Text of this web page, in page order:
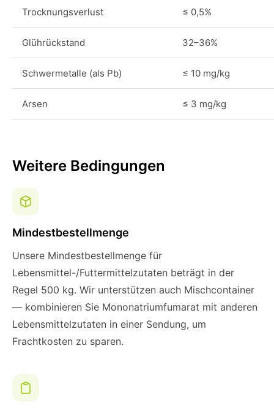
Trocknungsverlust ≤ 0,5%
Glührückstand 32–36%
Schwermetalle (als Pb) ≤ 10 mg/kg
Arsen ≤ 3 mg/kg
Weitere Bedingungen
Mindestbestellmenge
Unsere Mindestbestellmenge für
Lebensmittel-/Futtermittelzutaten beträgt in der
Regel 500 kg. Wir unterstützen auch Mischcontainer
— kombinieren Sie Mononatriumfumarat mit anderen
Lebensmittelzutaten in einer Sendung, um
Frachtkosten zu sparen.